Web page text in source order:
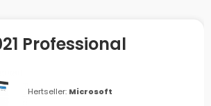
Professional
Hertseller: Microsoft